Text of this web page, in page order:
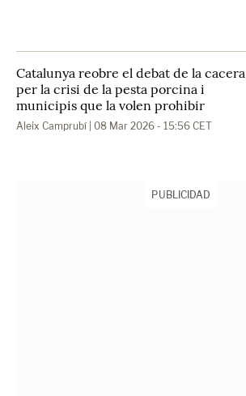
Catalunya reobre el debat de la cacera
per la crisi de la pesta porcina i
municipis que la volen prohibir
Aleix Camprubí | 08 Mar 2026 - 15:56 CET
PUBLICIDAD